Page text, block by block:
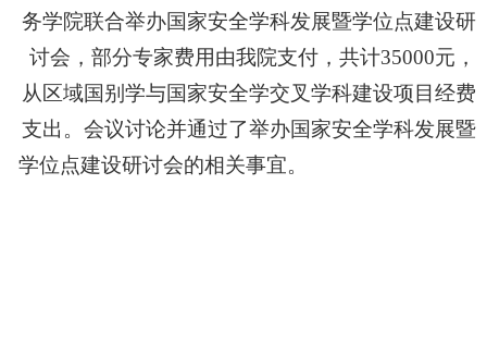
务学院联合举办国家安全学科发展暨学位点建设研
讨会，部分专家费用由我院支付，共计35000元，
从区域国别学与国家安全学交叉学科建设项目经费
支出。会议讨论并通过了举办国家安全学科发展暨
学位点建设研讨会的相关事宜。